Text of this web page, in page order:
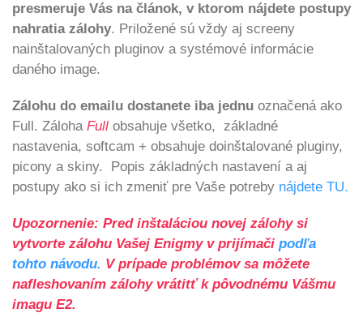
presmeruje Vás na článok, v ktorom nájdete postupy
nahratia zálohy. Priložené sú vždy aj screeny
nainštalovaných pluginov a systémové informácie
daného image.
Zálohu do emailu dostanete iba jednu označená ako
Full. Záloha Full obsahuje všetko, základné
nastavenia, softcam + obsahuje doinštalované pluginy,
picony a skiny. Popis základných nastavení a aj
postupy ako si ich zmeniť pre Vaše potreby nájdete TU.
Upozornenie: Pred inštaláciou novej zálohy si
vytvorte zálohu Vašej Enigmy v prijímači podľa
tohto návodu. V prípade problémov sa môžete
nafleshovaním zálohy vrátitť k pôvodnému Vášmu
imagu E2.